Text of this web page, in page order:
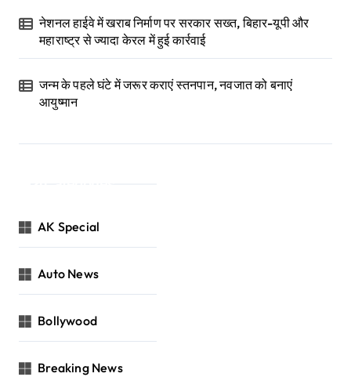
नेशनल हाईवे में खराब निर्माण पर सरकार सख्त, बिहार-यूपी और
महाराष्ट्र से ज्यादा केरल में हुई कार्रवाई
जन्म के पहले घंटे में जरूर कराएं स्तनपान, नवजात को बनाएं
आयुष्मान
AK Special
Auto News
Bollywood
Breaking News